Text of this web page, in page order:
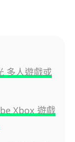
多人遊戲或
Xbox 遊戲